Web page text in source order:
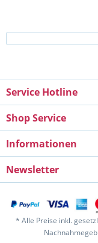
Service Hotline
Shop Service
Informationen
Newsletter
* Alle Preise inkl.